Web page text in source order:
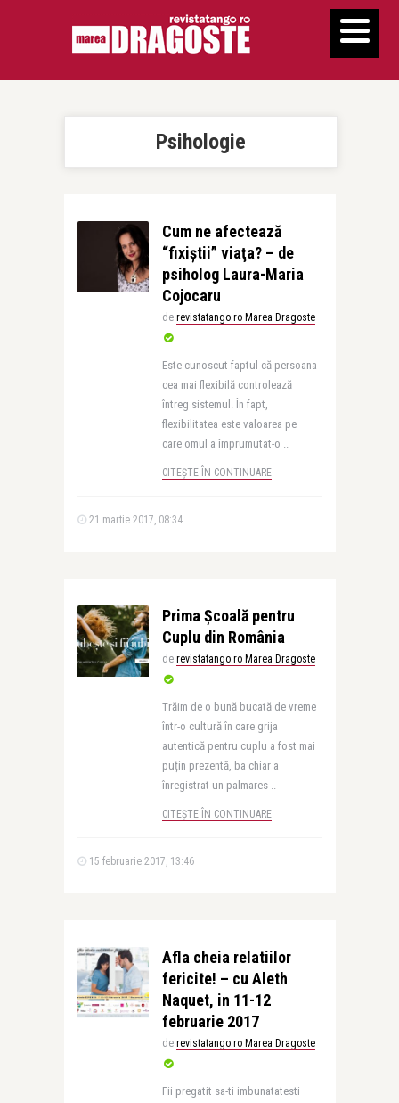
Psihologie
Cum ne afectează
“fixiştii” viaţa? – de
psiholog Laura-Maria
Cojocaru
de revistatango.ro Marea Dragoste
Este cunoscut faptul că persoana
cea mai flexibilă controlează
întreg sistemul. În fapt,
flexibilitatea este valoarea pe
care omul a împrumutat-o ..
CITEȘTE ÎN CONTINUARE
21 martie 2017, 08:34
Prima Școală pentru
Cuplu din România
de revistatango.ro Marea Dragoste
Trăim de o bună bucată de vreme
într-o cultură în care grija
autentică pentru cuplu a fost mai
puțin prezentă, ba chiar a
înregistrat un palmares ..
CITEȘTE ÎN CONTINUARE
15 februarie 2017, 13:46
Afla cheia relatiilor
fericite! – cu Aleth
Naquet, in 11-12
februarie 2017
de revistatango.ro Marea Dragoste
Fii pregatit sa-ti imbunatatesti